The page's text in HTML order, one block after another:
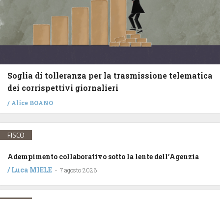
Soglia di tolleranza per la trasmissione telematica
dei corrispettivi giornalieri
/ Alice BOANO
FISCO
Adempimento collaborativo sotto la lente dell’Agenzia
/Luca MIELE - 7 agosto 2026